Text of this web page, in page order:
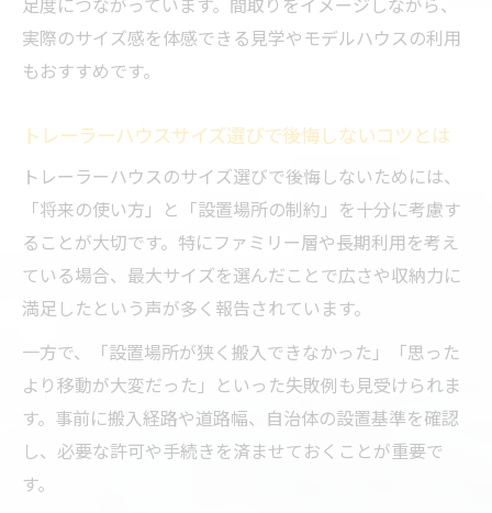
トレーラーハウスサイズ別おすすめの利用
シーン
例
実際のサイズ感を体感できる見学やモデルハウスの利用
もおすすめです。
トレーラーハウスサイズ選びで後悔しないコツとは
トレーラーハウスのサイズ選びで後悔しないためには、
「将来の使い方」と「設置場所の制約」を十分に考慮す
ることが大切です。特にファミリー層や長期利用を考え
ている場合、最大サイズを選んだことで広さや収納力に
満足したという声が多く報告されています。
一方で、「設置場所が狭く搬入できなかった」「思った
より移動が大変だった」といった失敗例も見受けられま
す。事前に搬入経路や道路幅、自治体の設置基準を確認
し、必要な許可や手続きを済ませておくことが重要で
す。